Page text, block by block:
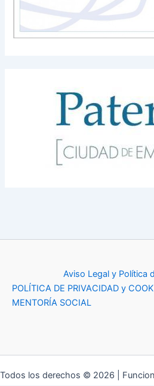
Aviso Legal y Política
POLÍTICA DE PRIVACIDAD y
MENTORÍA SOCIAL
Todos los derechos © 2026 |